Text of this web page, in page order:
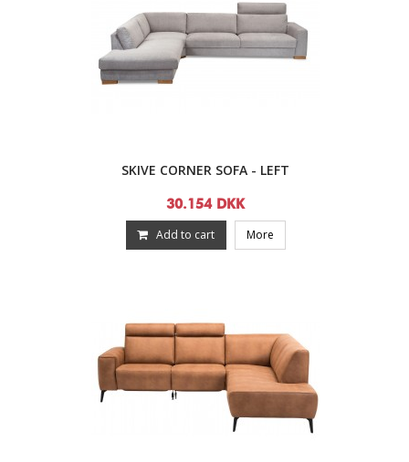
SKIVE CORNER SOFA - LEFT
30.154 DKK
Add to cart More